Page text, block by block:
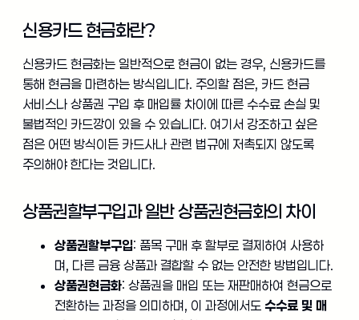
신용카드 현금화란?
신용카드 현금화는 일반적으로 현금이 없는 경우, 신용카드를
통해 현금을 마련하는 방식입니다. 주의할 점은, 카드 현금
서비스나 상품권 구입 후 매입률 차이에 따른 수수료 손실 및
불법적인 카드깡이 있을 수 있습니다. 여기서 강조하고 싶은
점은 어떤 방식이든 카드사나 관련 법규에 저촉되지 않도록
주의해야 한다는 것입니다.
상품권할부구입과 일반 상품권현금화의 차이
상품권할부구입: 품목 구매 후 할부로 결제하여 사용하
며, 다른 금융 상품과 결합할 수 없는 안전한 방법입니다.
상품권현금화: 상품권을 매입 또는 재판매하여 현금으로
전환하는 과정을 의미하며, 이 과정에서도 수수료 및 매